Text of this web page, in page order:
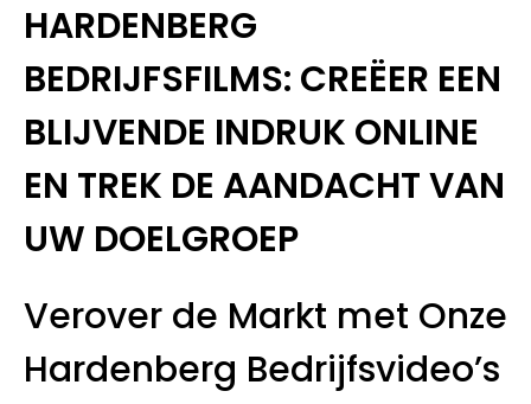
HARDENBERG
BEDRIJFSFILMS: CREËER EEN
BLIJVENDE INDRUK ONLINE
EN TREK DE AANDACHT VAN
UW DOELGROEP
Verover de Markt met Onze
Hardenberg Bedrijfsvideo’s